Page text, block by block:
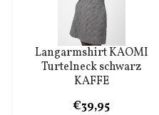
Langarmshirt KAOMI
Turtelneck schwarz
KAFFE
€39,95